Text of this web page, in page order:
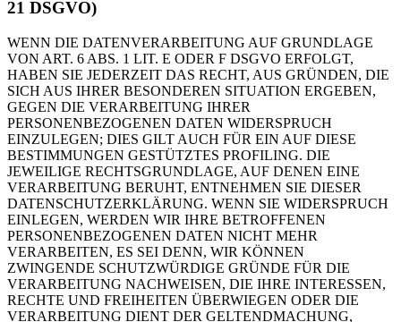
21 DSGVO)
WENN DIE DATENVERARBEITUNG AUF GRUNDLAGE
VON ART. 6 ABS. 1 LIT. E ODER F DSGVO ERFOLGT,
HABEN SIE JEDERZEIT DAS RECHT, AUS GRÜNDEN, DIE
SICH AUS IHRER BESONDEREN SITUATION ERGEBEN,
GEGEN DIE VERARBEITUNG IHRER
PERSONENBEZOGENEN DATEN WIDERSPRUCH
EINZULEGEN; DIES GILT AUCH FÜR EIN AUF DIESE
BESTIMMUNGEN GESTÜTZTES PROFILING. DIE
JEWEILIGE RECHTSGRUNDLAGE, AUF DENEN EINE
VERARBEITUNG BERUHT, ENTNEHMEN SIE DIESER
DATENSCHUTZERKLÄRUNG. WENN SIE WIDERSPRUCH
EINLEGEN, WERDEN WIR IHRE BETROFFENEN
PERSONENBEZOGENEN DATEN NICHT MEHR
VERARBEITEN, ES SEI DENN, WIR KÖNNEN
ZWINGENDE SCHUTZWÜRDIGE GRÜNDE FÜR DIE
VERARBEITUNG NACHWEISEN, DIE IHRE INTERESSEN,
RECHTE UND FREIHEITEN ÜBERWIEGEN ODER DIE
VERARBEITUNG DIENT DER GELTENDMACHUNG,